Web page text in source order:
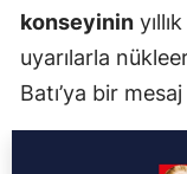
konseyinin
uyarılarla
Batı’ya bir